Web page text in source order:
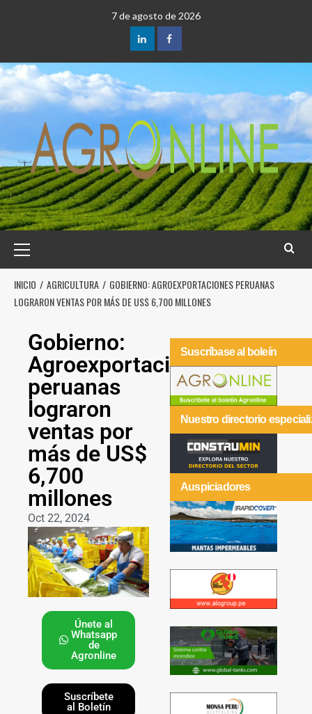
7 de agosto de 2026
INICIO AGRICULTURA
GOBIERNO: AGROEXPORTACIONES PERUANAS
LOGRARON VENTAS POR MÁS DE US$ 6,700 MILLONES
Gobierno:
Agroexportaciones
peruanas
lograron
ventas por
más de US$
6,700
millones
Oct 22, 2024
Únete al
Whatsapp
de
Agronline
Suscríbete
al Boletín
Suscríbase al boleín
Nuestro directorio
Auspiciadores